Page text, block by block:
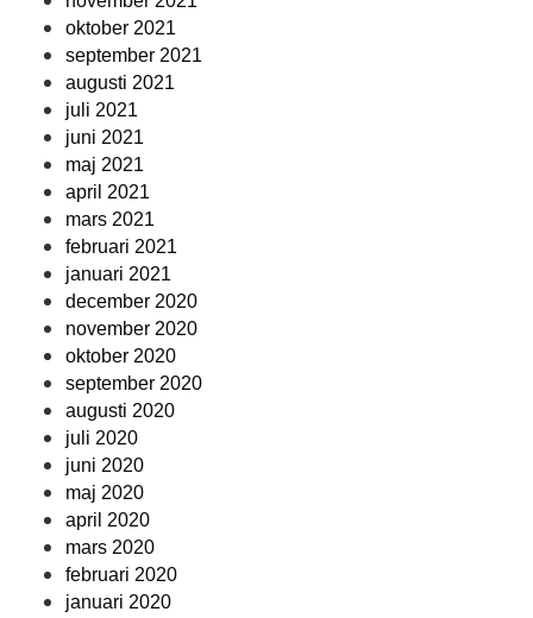
oktober 2021
september 2021
augusti 2021
juli 2021
juni 2021
maj 2021
april 2021
mars 2021
februari 2021
januari 2021
december 2020
november 2020
oktober 2020
september 2020
augusti 2020
juli 2020
juni 2020
maj 2020
april 2020
mars 2020
februari 2020
januari 2020